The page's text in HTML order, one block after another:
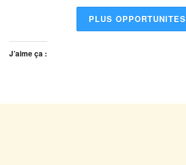
PLUS OPPORTUNITES
J’aime ça :